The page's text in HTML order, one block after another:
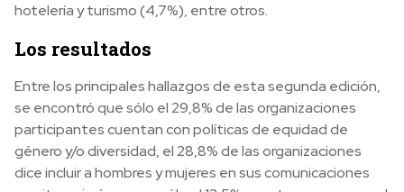
hotelería y turismo (4,7%), entre otros.
Los resultados
Entre los principales hallazgos de esta segunda edición,
se encontró que sólo el 29,8% de las organizaciones
participantes cuentan con políticas de equidad de
género y/o diversidad, el 28,8% de las organizaciones
dice incluir a hombres y mujeres en sus comunicaciones